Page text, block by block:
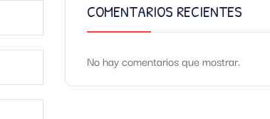
COMENTARIOS RECIENTES
No hay comentarios que mostrar.